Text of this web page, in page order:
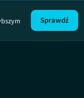
Sprawdź